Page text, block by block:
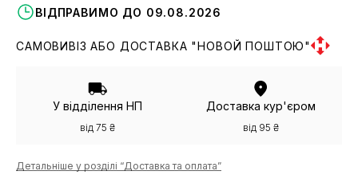
ВІДПРАВИМО ДО 09.08.2026
САМОВИВІЗ АБО ДОСТАВКА "НОВОЙ ПОШТОЮ"
У відділення НП
від 75 ₴
Доставка кур'єром
від 95 ₴
Детальніше у розділі “Доставка та оплата”